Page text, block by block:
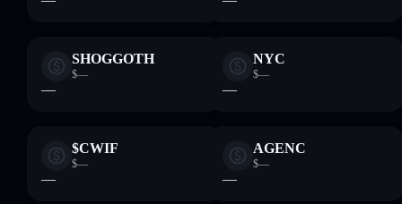
SHOGGOTH
$—
—
NYC
$—
—
$CWIF
$—
—
AGENC
$—
—